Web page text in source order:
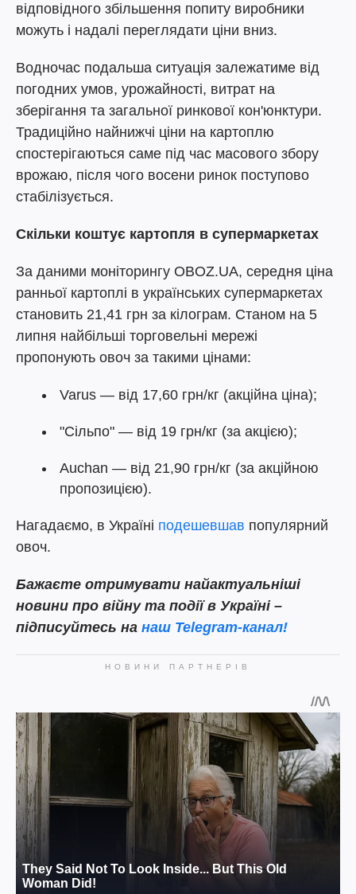
відповідного збільшення попиту виробники
можуть і надалі переглядати ціни вниз.
Водночас подальша ситуація залежатиме від
погодних умов, урожайності, витрат на
зберігання та загальної ринкової кон'юнктури.
Традиційно найнижчі ціни на картоплю
спостерігаються саме під час масового збору
врожаю, після чого восени ринок поступово
стабілізується.
Скільки коштує картопля в супермаркетах
За даними моніторингу OBOZ.UA, середня ціна
ранньої картоплі в українських супермаркетах
становить 21,41 грн за кілограм. Станом на 5
липня найбільші торговельні мережі
пропонують овоч за такими цінами:
Varus — від 17,60 грн/кг (акційна ціна);
"Сільпо" — від 19 грн/кг (за акцією);
Auchan — від 21,90 грн/кг (за акційною
пропозицією).
Нагадаємо, в Україні подешевшав популярний
овоч.
Бажаєте отримувати найактуальніші
новини про війну та події в Україні –
підписуйтесь на наш Telegram-канал!